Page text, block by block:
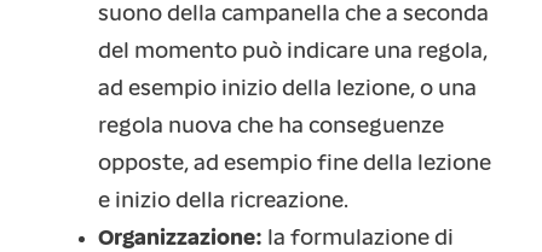
suono della campanella che a seconda
del momento può indicare una regola,
ad esempio inizio della lezione, o una
regola nuova che ha conseguenze
opposte, ad esempio fine della lezione
e inizio della ricreazione.
Organizzazione: la formulazione di